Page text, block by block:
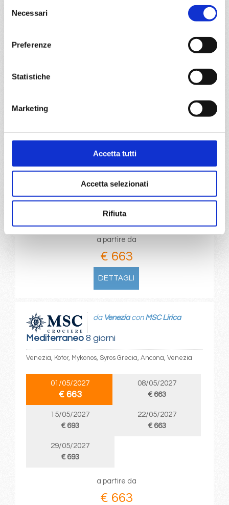
delNecessari
Preferenze
Statistiche
Marketing
Accetta tutti
Accetta selezionati
Rifiuta
Bari, Santorini, Pireo, Katakolon, Cefalonia-argostoli, Corfu,
01/05/2027
08/05/2027
15/05/2027
22/05/2027
€ 663
a partire da
€ 663
DETTAGLI
Mediterraneo8 giorni
da Veneziacon MSC Lirica
Venezia, Kotor, Mykonos, Syros Grecia, Ancona, Venezia
01/05/2027
€ 663
08/05/2027
€ 663
15/05/2027
€ 693
22/05/2027
€ 663
29/05/2027
€ 693
a partire da
€ 663